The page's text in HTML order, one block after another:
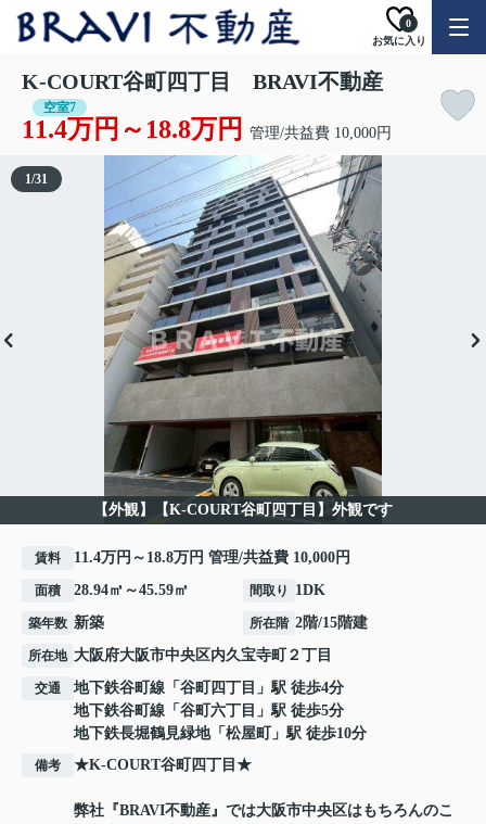
お気に入り
0
K-COURT谷町四丁目 BRAVI不動産
空室7
11.4万円～18.8万円 管理/共益費 10,000円
【外観】【K-COURT谷町四丁目】外観です
1/31
賃料 11.4万円～18.8万円 管理/共益費 10,000円
面積 28.94㎡～45.59㎡ 間取り 1DK
築年数 新築 所在階 2階/15階建
所在地 大阪府大阪市中央区内久宝寺町 ２丁目
交通 地下鉄谷町線 「 谷町四丁目 」駅 徒歩4分
地下鉄谷町線 「 谷町六丁目 」駅 徒歩5分
地下鉄長堀鶴見緑地「 松屋町 」駅 徒歩10分
備考 ★K-COURT谷町四丁目★
弊社『BRAVI不動産』では大阪市中央区はもちろんのこ